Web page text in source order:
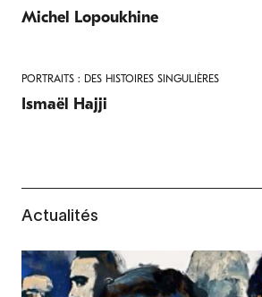
Michel Lopoukhine
PORTRAITS : DES HISTOIRES SINGULIÈRES
Ismaël Hajji
Actualités